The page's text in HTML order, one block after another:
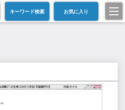
キーワード検索 お気に入り